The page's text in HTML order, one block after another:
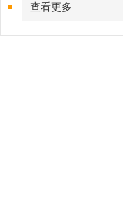
查看更多